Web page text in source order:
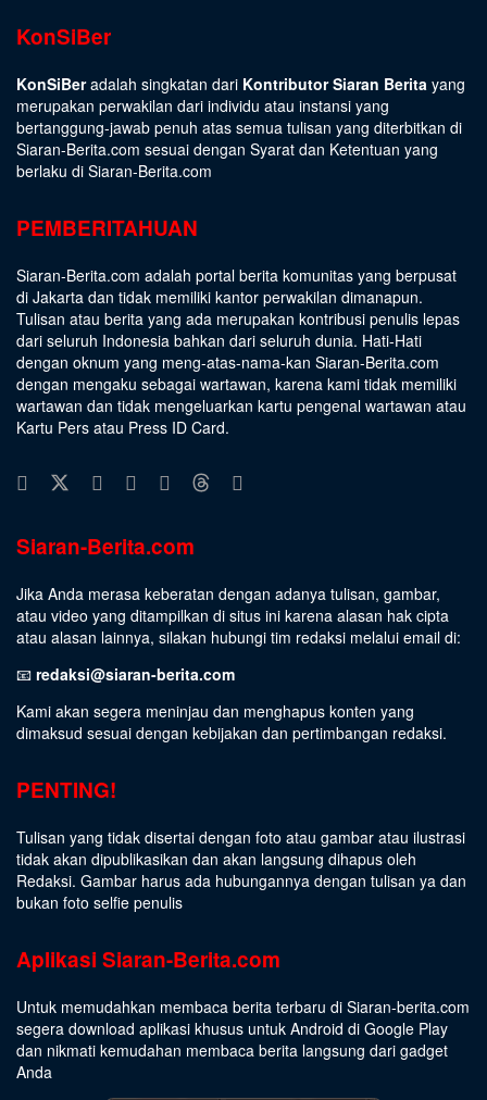
KonSiBer
KonSiBeradalah singkatan dari Kontributor Siaran Berita yang
merupakan perwakilan dari individu atau instansi yang
bertanggung-jawab penuh atas semua tulisan yang diterbitkan di
Siaran-Berita.com sesuai dengan Syarat dan Ketentuan yang
berlaku di Siaran-Berita.com
PEMBERITAHUAN
Siaran-Berita.com adalah portal berita komunitas yang berpusat
di Jakarta dan tidak memiliki kantor perwakilan dimanapun.
Tulisan atau berita yang ada merupakan kontribusi penulis lepas
dari seluruh Indonesia bahkan dari seluruh dunia. Hati-Hati
dengan oknum yang meng-atas-nama-kan Siaran-Berita.com
dengan mengaku sebagai wartawan, karena kami tidak memiliki
wartawan dan tidak mengeluarkan kartu pengenal wartawan atau
Kartu Pers atau Press ID Card.
Siaran-Berita.com
Jika Anda merasa keberatan dengan adanya tulisan, gambar,
atau video yang ditampilkan di situs ini karena alasan hak cipta
atau alasan lainnya, silakan hubungi tim redaksi melalui email di:
📧 redaksi@siaran-berita.com
Kami akan segera meninjau dan menghapus konten yang
dimaksud sesuai dengan kebijakan dan pertimbangan redaksi.
PENTING!
Tulisan yang tidak disertai dengan foto atau gambar atau ilustrasi
tidak akan dipublikasikan dan akan langsung dihapus oleh
Redaksi. Gambar harus ada hubungannya dengan tulisan ya dan
bukan foto selfie penulis
Aplikasi Siaran-Berita.com
Untuk memudahkan membaca berita terbaru di Siaran-berita.com
segera download aplikasi khusus untuk Android di Google Play
dan nikmati kemudahan membaca berita langsung dari gadget
Anda